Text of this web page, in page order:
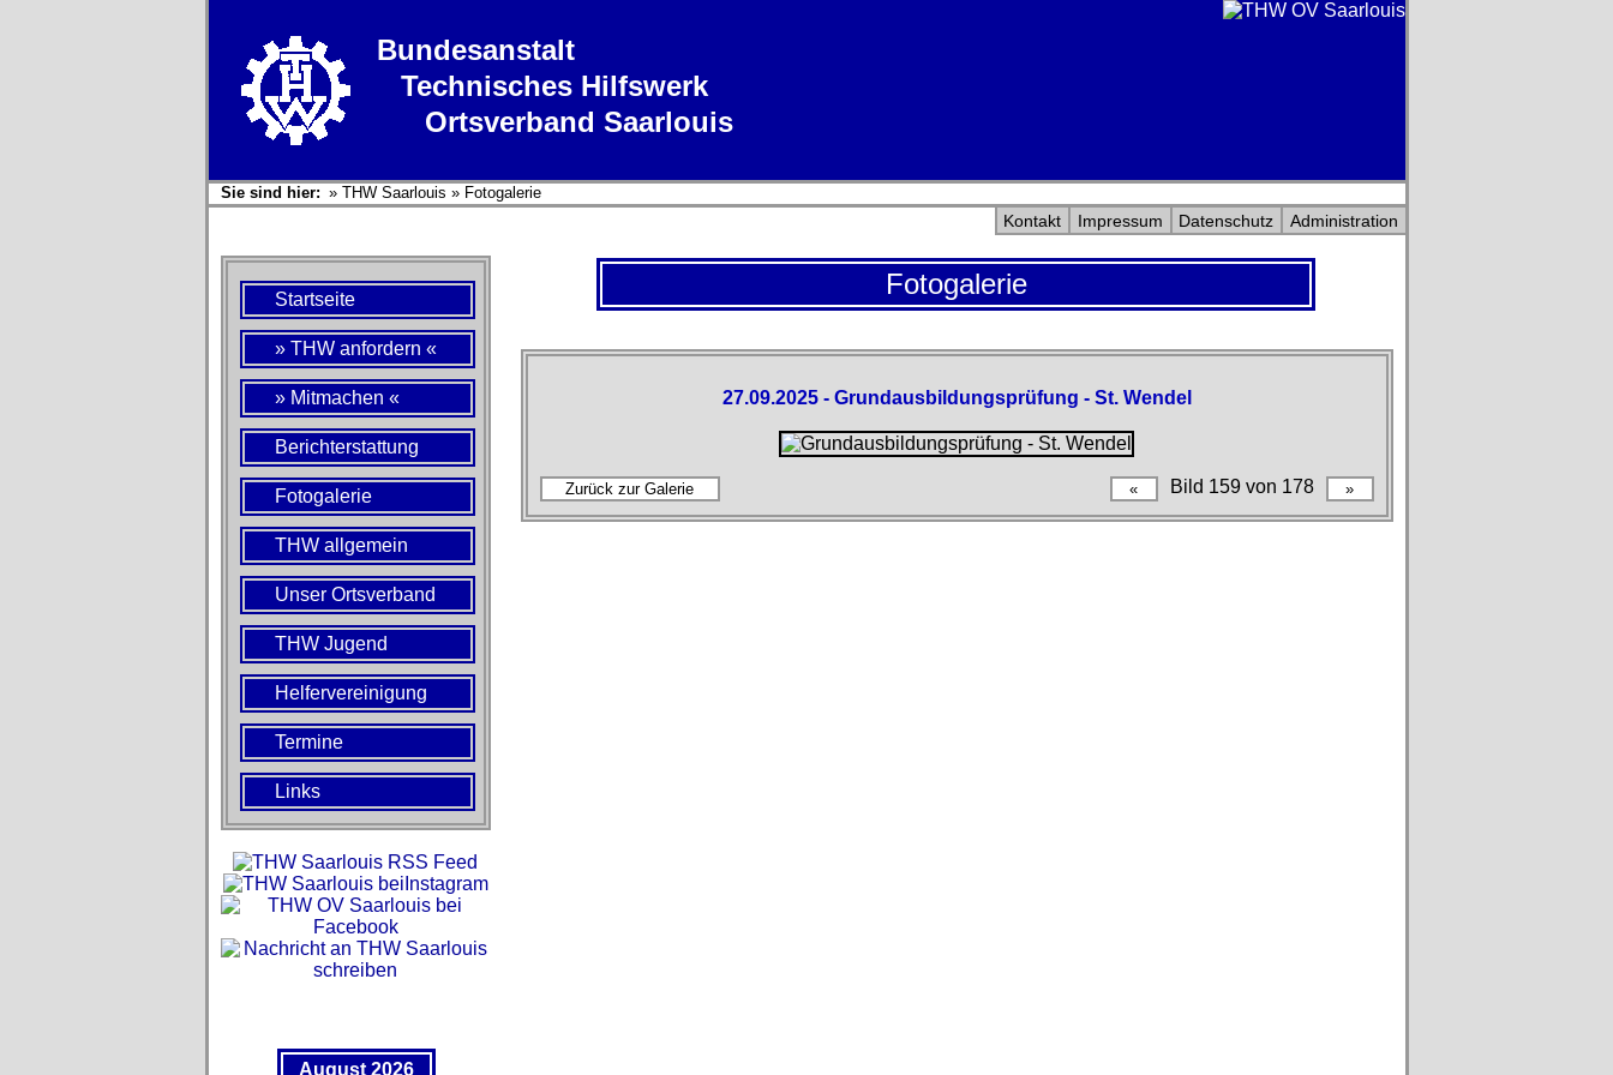
Bundesanstalt
Technisches Hilfswerk
Ortsverband Saarlouis
Sie sind hier: » THW Saarlouis » Fotogalerie
Kontakt Impressum Datenschutz Administration
Startseite
» THW anfordern «
» Mitmachen «
Berichterstattung
Fotogalerie
THW allgemein
Unser Ortsverband
THW Jugend
Helfervereinigung
Termine
Links
August 2026
Fotogalerie
27.09.2025 - Grundausbildungsprüfung - St. Wendel
Bild 159 von 178